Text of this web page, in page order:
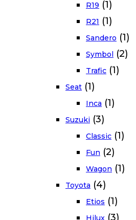
R19 (1)
R21 (1)
Sandero (1)
Symbol (2)
Trafic (1)
Seat (1)
Inca (1)
Suzuki (3)
Classic (1)
Fun (2)
Wagon (1)
Toyota (4)
Etios (1)
Hilux (3)